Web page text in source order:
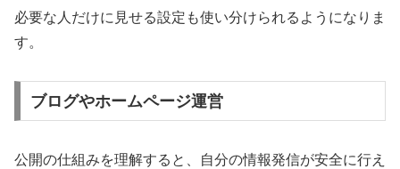
必要な人だけに見せる設定も使い分けられるようになりま
す。
ブログやホームページ運営
公開の仕組みを理解すると、自分の情報発信が安全に行え